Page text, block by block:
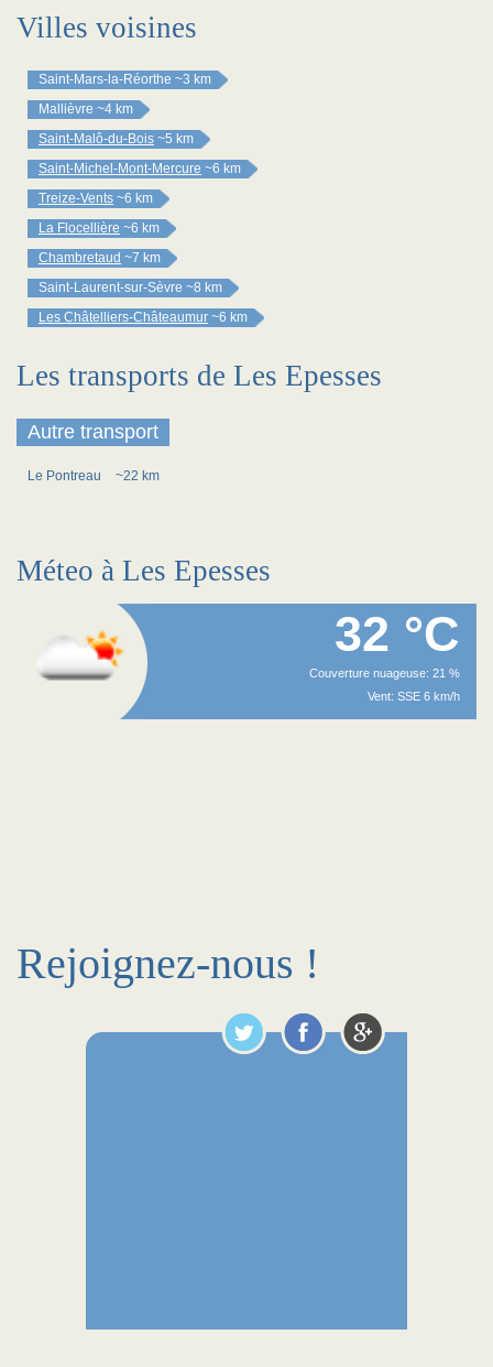
Villes voisines
Saint-Mars-la-Réorthe ~3 km
Mallièvre ~4 km
Saint-Malô-du-Bois ~5 km
Saint-Michel-Mont-Mercure ~6 km
Treize-Vents ~6 km
La Flocellière ~6 km
Chambretaud ~7 km
Saint-Laurent-sur-Sèvre ~8 km
Les Châtelliers-Châteaumur ~6 km
Les transports de Les Epesses
Autre transport
Le Pontreau ~22 km
Méteo à Les Epesses
32 °C
Couverture nuageuse: 21 %
Vent: SSE 6 km/h
Rejoignez-nous !